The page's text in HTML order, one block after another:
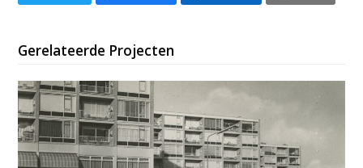
Gerelateerde Projecten